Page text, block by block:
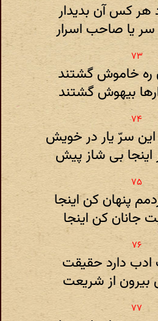
هر کس آن بدیدار
سر یا صاحب اسرار
ره خاموش گشتند
بیهوش گشتند
این سرّ یار در خویش
اینجا بی شاز پیش
پنهان کن اینجا
جانان کن اینجا
ادب دارد حقیقت
بیرون از شریعت